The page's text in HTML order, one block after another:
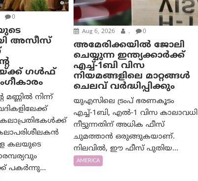
0
അസീസ്
ഗൾഫ്
മണ്ണിൽ നിന്ന്
കലയുടെ
പകർന്നു...
Aug 6, 2026 . 0
അമേരിക്കയില്‍ ജോലി
ചെയ്യുന്ന ഇന്ത്യക്കാർക്ക്
എച്ച്-1ബി വിസ
നിയമങ്ങളിലെ മാറ്റങ്ങൾ
ചെലവ് വർദ്ധിപ്പിക്കും
യുഎസിലെ ട്രംപ് ഭരണകൂടം
എച്ച്-1ബി, എൽ-1 വിസ കാലാവധി
നീട്ടുന്നതിന് അധിക ഫീസ്
ചുമത്താൻ ഒരുങ്ങുകയാണ്.
നിലവിൽ, ഈ ഫീസ് പുതിയ...
AMERICA